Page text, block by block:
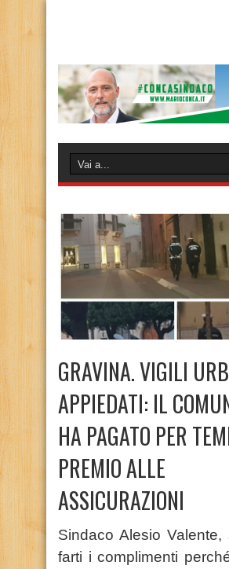
GRAVINA. VIGILI
APPIEDATI: IL
HA PAGATO PER
PREMIO ALLE
ASSICURAZIONI
Sindaco Alesio Valente,
farti i complimenti